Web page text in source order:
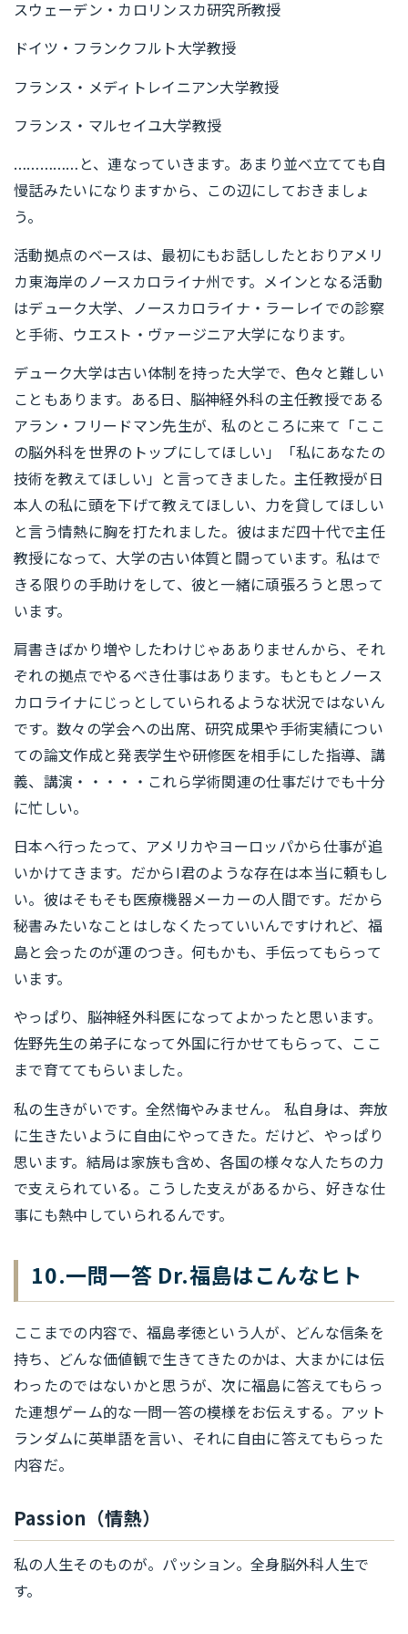
スウェーデン・カロリンスカ研究所教授
ドイツ・フランクフルト大学教授
フランス・メディトレイニアン大学教授
フランス・マルセイユ大学教授
……………と、連なっていきます。あまり並べ立てても自
慢話みたいになりますから、この辺にしておきましょ
う。
活動拠点のベースは、最初にもお話ししたとおりアメリ
カ東海岸のノースカロライナ州です。メインとなる活動
はデューク大学、ノースカロライナ・ラーレイでの診察
と手術、ウエスト・ヴァージニア大学になります。
デューク大学は古い体制を持った大学で、色々と難しい
こともあります。ある日、脳神経外科の主任教授である
アラン・フリードマン先生が、私のところに来て「ここ
の脳外科を世界のトップにしてほしい」「私にあなたの
技術を教えてほしい」と言ってきました。主任教授が日
本人の私に頭を下げて教えてほしい、力を貸してほしい
と言う情熱に胸を打たれました。彼はまだ四十代で主任
教授になって、大学の古い体質と闘っています。私はで
きる限りの手助けをして、彼と一緒に頑張ろうと思って
います。
肩書きばかり増やしたわけじゃあありませんから、それ
ぞれの拠点でやるべき仕事はあります。もともとノース
カロライナにじっとしていられるような状況ではないん
です。数々の学会への出席、研究成果や手術実績につい
ての論文作成と発表学生や研修医を相手にした指導、講
義、講演・・・・・これら学術関連の仕事だけでも十分
に忙しい。
日本へ行ったって、アメリカやヨーロッパから仕事が追
いかけてきます。だからI君のような存在は本当に頼もし
い。彼はそもそも医療機器メーカーの人間です。だから
秘書みたいなことはしなくたっていいんですけれど、福
島と会ったのが運のつき。何もかも、手伝ってもらって
います。
やっぱり、脳神経外科医になってよかったと思います。
佐野先生の弟子になって外国に行かせてもらって、ここ
まで育ててもらいました。
私の生きがいです。全然悔やみません。 私自身は、奔放
に生きたいように自由にやってきた。だけど、やっぱり
思います。結局は家族も含め、各国の様々な人たちの力
で支えられている。こうした支えがあるから、好きな仕
事にも熱中していられるんです。
10.一問一答 Dr.福島はこんなヒト
ここまでの内容で、福島孝徳という人が、どんな信条を
持ち、どんな価値観で生きてきたのかは、大まかには伝
わったのではないかと思うが、次に福島に答えてもらっ
た連想ゲーム的な一問一答の模様をお伝えする。アット
ランダムに英単語を言い、それに自由に答えてもらった
内容だ。
Passion（情熱）
私の人生そのものが。パッション。全身脳外科人生で
す。